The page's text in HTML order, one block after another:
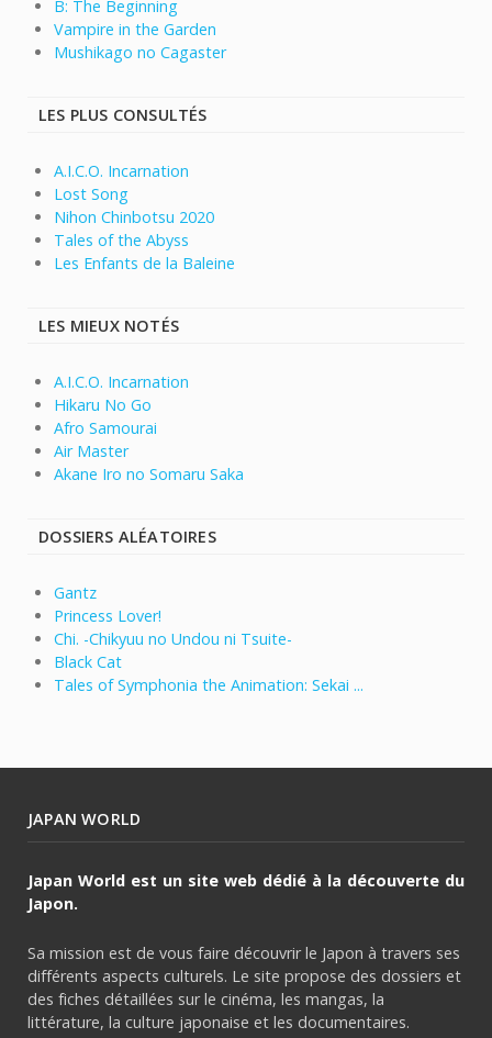
B: The Beginning
Vampire in the Garden
Mushikago no Cagaster
LES PLUS CONSULTÉS
A.I.C.O. Incarnation
Lost Song
Nihon Chinbotsu 2020
Tales of the Abyss
Les Enfants de la Baleine
LES MIEUX NOTÉS
A.I.C.O. Incarnation
Hikaru No Go
Afro Samourai
Air Master
Akane Iro no Somaru Saka
DOSSIERS ALÉATOIRES
Gantz
Princess Lover!
Chi. -Chikyuu no Undou ni Tsuite-
Black Cat
Tales of Symphonia the Animation: Sekai ...
JAPAN WORLD
Japan World est un site web dédié à la découverte du
Japon.
Sa mission est de vous faire découvrir le Japon à travers ses
différents aspects culturels. Le site propose des dossiers et
des fiches détaillées sur le cinéma, les mangas, la
littérature, la culture japonaise et les documentaires.